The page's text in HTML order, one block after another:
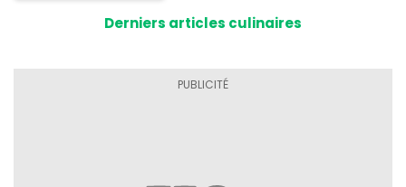
Derniers articles culinaires